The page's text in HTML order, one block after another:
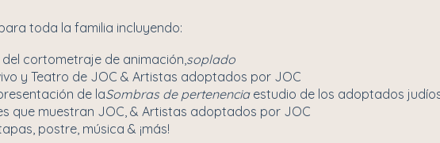
toda la familia incluyendo:
cortometraje de animación, soplado
y Teatro de JOC & Artistas adoptados por JOC
de laSombras de pertenenciaestudio de los adoptados
que muestran JOC, & Artistas adoptados por JOC
postre, música & ¡más!